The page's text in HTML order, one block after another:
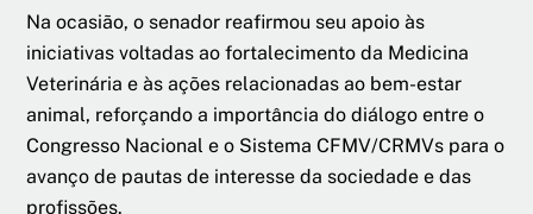
Na ocasião, o senador reafirmou seu apoio às
iniciativas voltadas ao fortalecimento da Medicina
Veterinária e às ações relacionadas ao bem-estar
animal, reforçando a importância do diálogo entre o
Congresso Nacional e o Sistema CFMV/CRMVs para o
avanço de pautas de interesse da sociedade e das
profissões.